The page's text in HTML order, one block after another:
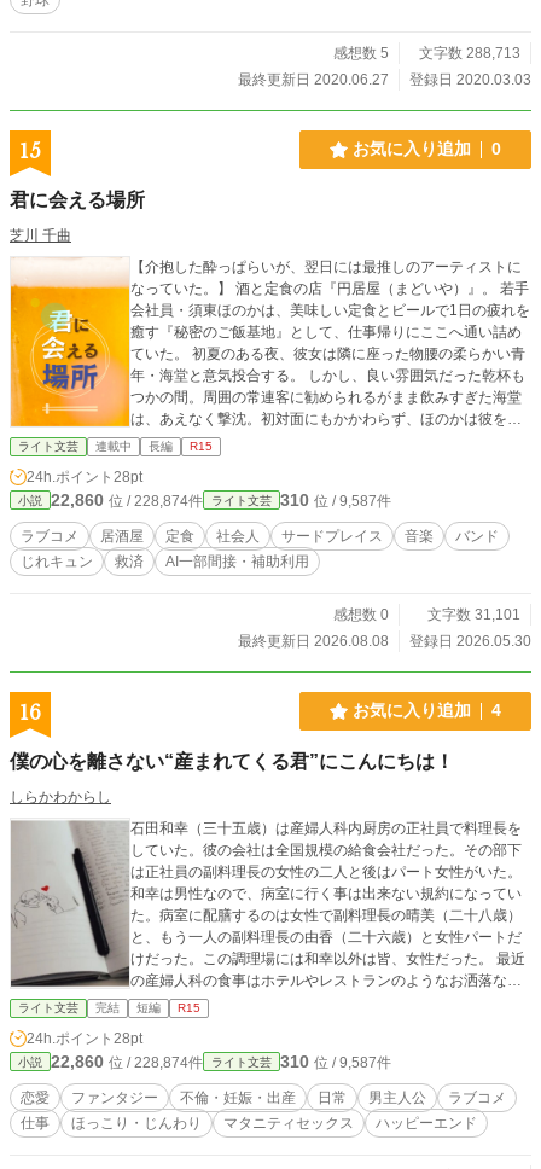
お姉さま方のハンティングが始まる！ 表紙イラスト：くま
感想数 5
文字数 288,713
最終更新日 2020.06.27
登録日 2020.03.03
15 お気に入り追加 0
君に会える場所
芝川 千曲
【介抱した酔っぱらいが、翌日には最推しのアーティストに
なっていた。】 酒と定食の店『円居屋（まどいや）』。 若手
会社員・須東ほのかは、美味しい定食とビールで1日の疲れを
癒す『秘密のご飯基地』として、仕事帰りにここへ通い詰め
ていた。 初夏のある夜、彼女は隣に座った物腰の柔らかい青
年・海堂と意気投合する。 しかし、良い雰囲気だった乾杯も
つかの間。周囲の常連客に勧められるがまま飲みすぎた海堂
は、あえなく撃沈。初対面にもかかわらず、ほのかは彼をト
イレまで引きずり、背中をさすって介抱する羽目に……。 そ
んな最悪（？）な出会いの翌日、友人とともに訪れた野外音
楽フェス。 そこでほのかが目にしたのは、ステージの上でギ
ターをかき鳴らし、切なくも力強い歌声を響かせる、圧倒的
な実力のバンドボーカリストだった。 そのギターボーカル
は、間違いなく昨夜、トイレで嘔吐していた「海堂さん」で
ーー。 美味しいご飯と音楽が繋いでいく、不器用な大人たち
いたします。 （掲載サイトは個人Webサイトのリンク集でご
ライト文芸 連載中 長編 R15
24h.ポイント 28pt
小説 22,860 位 / 228,874件 ライト文芸 310 位 / 9,587件
ラブコメ 居酒屋 定食 社会人 サードプレイス 音楽
バンド
じれキュン
救済 AI一部間接・補助利用
感想数 0
文字数 31,101
最終更新日 2026.08.08
登録日 2026.05.30
16 お気に入り追加 4
僕の心を離さない“産まれてくる君”にこんにちは！
しらかわからし
石田和幸（三十五歳）は産婦人科内厨房の正社員で料理長を
していた。彼の会社は全国規模の給食会社だった。その部下
は正社員の副料理長の女性の二人と後はパート女性がいた。
和幸は男性なので、病室に行く事は出来ない規約になってい
た。病室に配膳するのは女性で副料理長の晴美（二十八歳）
と、もう一人の副料理長の由香（二十六歳）と女性パートだ
けだった。この調理場には和幸以外は皆、女性だった。 最近
の産婦人科の食事はホテルやレストランのようなお洒落な料
理が多く提供されている。料理が美味しいと評判のクリニッ
クに患者が集まる傾向だ。病院なので食事は朝、昼、おや
つ、夕食なので、調理場の仕込みは意外に大変だ。実は副料
理長の晴美は結婚して妊娠していて今、自宅で静養中なの
だ。晴美が出産した後に戻ってくるまでは料理長の和幸と副
料理長の由香と女性パートで回さなくてはいけなかった。 由
香は主婦で家庭を持っているので、早番専門にして独身の和
ライト文芸 完結 短編 R15
24h.ポイント 28pt
小説 22,860 位 / 228,874件 ライト文芸 310 位 / 9,587件
恋愛 ファンタジー 不倫・妊娠・出産 日常 男主人公
ラブコメ
仕事
ほっこり・じんわり マタニティセックス ハッピーエンド